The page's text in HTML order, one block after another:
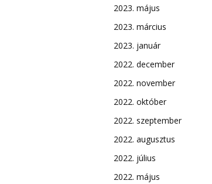
2023. május
2023. március
2023. január
2022. december
2022. november
2022. október
2022. szeptember
2022. augusztus
2022. július
2022. május